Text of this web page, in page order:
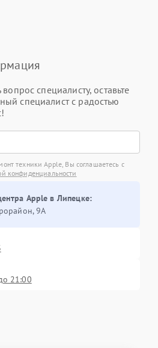
специалисту, оставьте
специалист с радостью
техники Apple, Вы соглашаетесь с
конфиденциальности
Apple в Липецке:
9А
21:00